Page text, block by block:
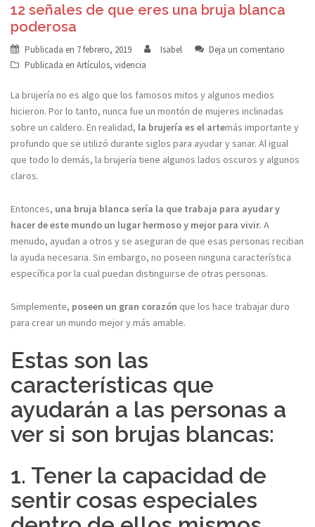
12 señales de que eres una bruja blanca
poderosa
Publicada en 7 febrero, 2019 Isabel
Deja un comentario
Publicada en Artículos, videncia
La brujería no es algo que los famosos mitos y algunos medios
hicieron. Por lo tanto, nunca fue un montón de mujeres inclinadas
sobre un caldero. En realidad, la brujería es el artemás importante y
profundo que se utilizó durante siglos para ayudar y sanar. Al igual
que todo lo demás, la brujería tiene algunos lados oscuros y algunos
claros.
Entonces, una bruja blanca sería la que trabaja para ayudar y
hacer de este mundo un lugar hermoso y mejor para vivir. A
menudo, ayudan a otros y se aseguran de que esas personas reciban
la ayuda necesaria. Sin embargo, no poseen ninguna característica
específica por la cual puedan distinguirse de otras personas.
Simplemente, poseen un gran corazón que los hace trabajar duro
para crear un mundo mejor y más amable.
Estas son las
características que
ayudarán a las personas a
ver si son brujas blancas:
1. Tener la capacidad de
sentir cosas especiales